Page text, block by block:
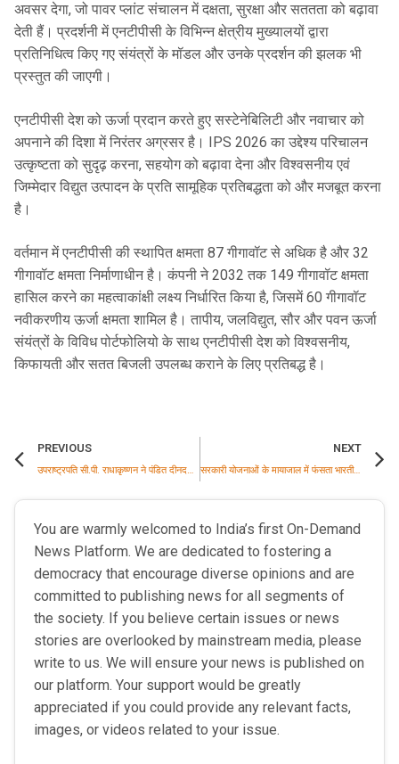
अवसर देगा, जो पावर प्लांट संचालन में दक्षता, सुरक्षा और सततता को बढ़ावा
देती हैं। प्रदर्शनी में एनटीपीसी के विभिन्न क्षेत्रीय मुख्यालयों द्वारा
प्रतिनिधित्व किए गए संयंत्रों के मॉडल और उनके प्रदर्शन की झलक भी
प्रस्तुत की जाएगी।
एनटीपीसी देश को ऊर्जा प्रदान करते हुए सस्टेनेबिलिटी और नवाचार को
अपनाने की दिशा में निरंतर अग्रसर है। IPS 2026 का उद्देश्य परिचालन
उत्कृष्टता को सुदृढ़ करना, सहयोग को बढ़ावा देना और विश्वसनीय एवं
जिम्मेदार विद्युत उत्पादन के प्रति सामूहिक प्रतिबद्धता को और मजबूत करना
है।
वर्तमान में एनटीपीसी की स्थापित क्षमता 87 गीगावॉट से अधिक है और 32
गीगावॉट क्षमता निर्माणाधीन है। कंपनी ने 2032 तक 149 गीगावॉट क्षमता
हासिल करने का महत्वाकांक्षी लक्ष्य निर्धारित किया है, जिसमें 60 गीगावॉट
नवीकरणीय ऊर्जा क्षमता शामिल है। तापीय, जलविद्युत, सौर और पवन ऊर्जा
संयंत्रों के विविध पोर्टफोलियो के साथ एनटीपीसी देश को विश्वसनीय,
किफायती और सतत बिजली उपलब्ध कराने के लिए प्रतिबद्ध है।
PREVIOUS
उपराष्ट्रपति सी.पी. राधाकृष्णन ने पंडित दीनदयाल उपाध्याय की पुण्यतिथि पर उन्हें श्रद्धांजलि अर्पित की
NEXT
सरकारी योजनाओं के मायाजाल में फंसता भारतीय लोकतंत्र
You are warmly welcomed to India’s first On-Demand
News Platform. We are dedicated to fostering a
democracy that encourage diverse opinions and are
committed to publishing news for all segments of
the society. If you believe certain issues or news
stories are overlooked by mainstream media, please
write to us. We will ensure your news is published on
our platform. Your support would be greatly
appreciated if you could provide any relevant facts,
images, or videos related to your issue.